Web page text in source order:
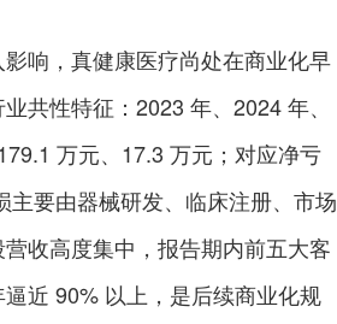
响，真健康医疗尚处在商业化早
共性特征：2023 年、2024 年、
万元、17.3 万元；对应净亏
要由器械研发、临床注册、市场
收高度集中，报告期内前五大客
近 90% 以上，是后续商业化规